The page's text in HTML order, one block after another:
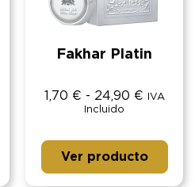
Fakhar Platin
1,70 € - 24,90 €
IVA
Incluido
Ver producto